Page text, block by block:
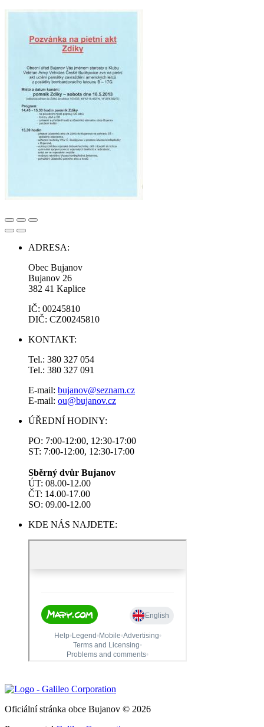
ADRESA:
Obec Bujanov
Bujanov 26
382 41 Kaplice
IČ: 00245810
DIČ: CZ00245810
KONTAKT:
Tel.: 380 327 054
Tel.: 380 327 091
E-mail: bujanov@seznam.cz
E-mail: ou@bujanov.cz
ÚŘEDNÍ HODINY:
PO: 7:00-12:00, 12:30-17:00
ST: 7:00-12:00, 12:30-17:00
Sběrný dvůr Bujanov
ÚT: 08.00-12.00
ČT: 14.00-17.00
SO: 09.00-12.00
KDE NÁS NAJDETE:
Oficiální stránka obce Bujanov © 2026